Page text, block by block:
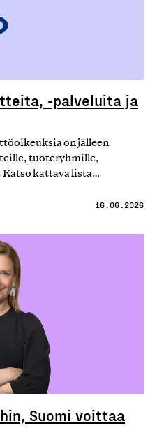
-palveluita ja
on jälleen
tuoteryhmille,
kattava lista…
16.06.2026
Suomi voittaa